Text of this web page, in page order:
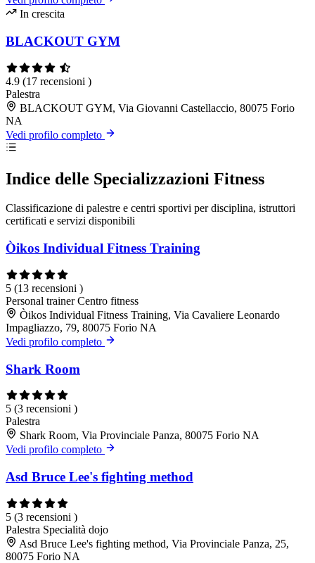
In crescita
BLACKOUT GYM
4.9 (17 recensioni )
Palestra
BLACKOUT GYM, Via Giovanni Castellaccio, 80075 Forio
NA
Vedi profilo completo
Indice delle Specializzazioni Fitness
Classificazione di palestre e centri sportivi per disciplina, istruttori
certificati e servizi disponibili
Òikos Individual Fitness Training
5 (13 recensioni )
Personal trainerCentro fitness
Òikos Individual Fitness Training, Via Cavaliere Leonardo
Impagliazzo, 79, 80075 Forio NA
Vedi profilo completo
Shark Room
5 (3 recensioni )
Palestra
Shark Room, Via Provinciale Panza, 80075 Forio NA
Vedi profilo completo
Asd Bruce Lee's fighting method
5 (3 recensioni )
Palestra Specialità dojo
Asd Bruce Lee's fighting method, Via Provinciale Panza, 25,
80075 Forio NA